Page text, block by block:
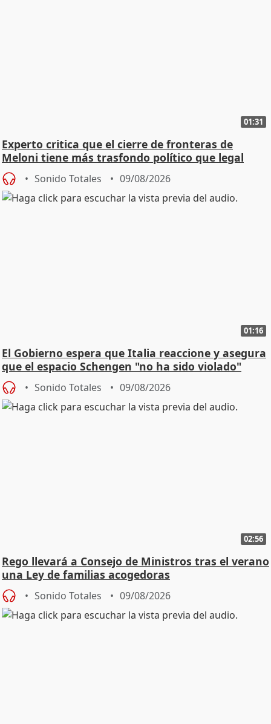
01:31
Experto critica que el cierre de fronteras de
Meloni tiene más trasfondo político que legal
Sonido Totales 09/08/2026
01:16
El Gobierno espera que Italia reaccione y asegura
que el espacio Schengen "no ha sido violado"
Sonido Totales 09/08/2026
02:56
Rego llevará a Consejo de Ministros tras el verano
una Ley de familias acogedoras
Sonido Totales 09/08/2026